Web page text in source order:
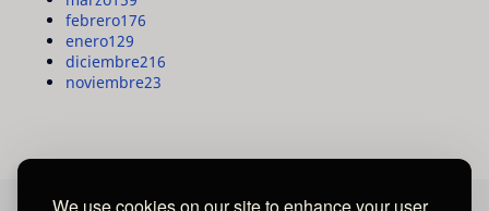
febrero176
enero129
diciembre216
noviembre23